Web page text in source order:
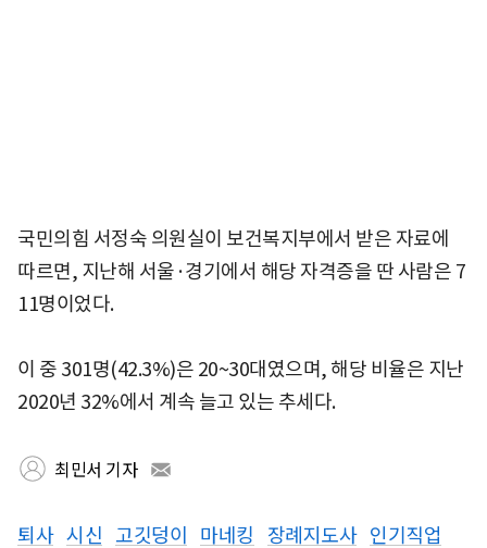
국민의힘 서정숙 의원실이 보건복지부에서 받은 자료에
따르면, 지난해 서울·경기에서 해당 자격증을 딴 사람은 7
11명이었다.
이 중 301명(42.3%)은 20~30대였으며, 해당 비율은 지난
2020년 32%에서 계속 늘고 있는 추세다.
최민서 기자
퇴사 시신 고깃덩이 마네킹 장례지도사 인기직업